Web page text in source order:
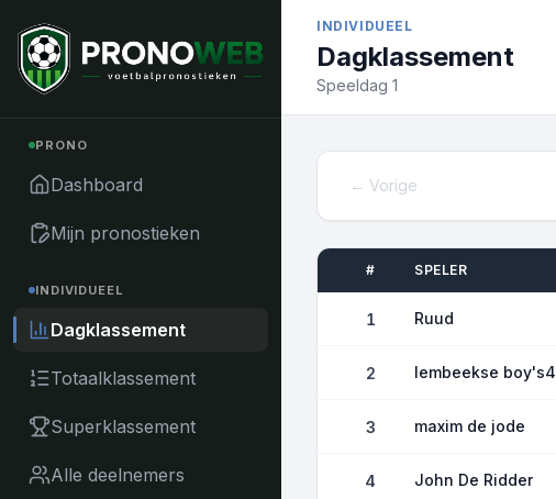
PRONO
Dashboard
Mijn pronostieken
INDIVIDUEEL
Dagklassement
Totaalklassement
Superklassement
Alle deelnemers
INDIVIDUEEL
Dagklassement
Speeldag 1
← Vorige
# SPELER
1 Ruud
2 lembeekse boy's4
3 maxim de jode
4 John De Ridder